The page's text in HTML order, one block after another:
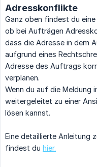
Adresskonflikte
Ganz oben findest du
ob bei Aufträgen
dass die Adresse in dem
aufgrund eines
Adresse des Auftrags
verplanen.
Wenn du auf die Meldung
weitergeleitet zu einer
lösen kannst.
Eine detaillierte Anleitung
findest du hier.